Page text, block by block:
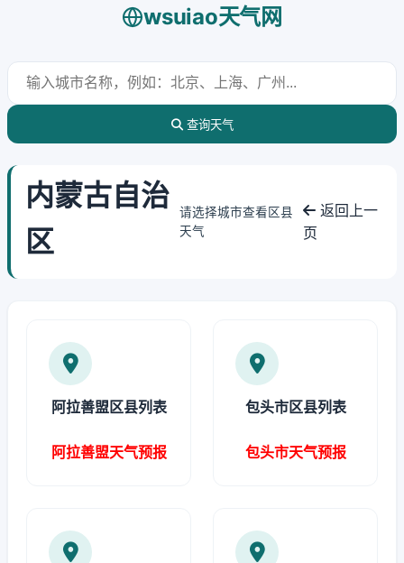
wsuiao天气网
查询天气
内蒙古自治
区
请选择城市查看区县
天气
返回上一
页
阿拉善盟区县列表
阿拉善盟天气预报
包头市区县列表
包头市天气预报